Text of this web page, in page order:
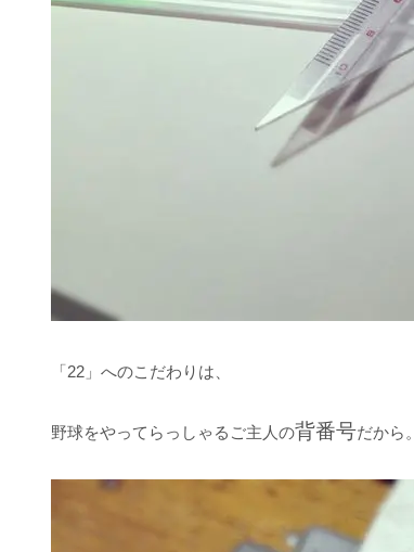
「22」へのこだわりは、
野球をやってらっしゃるご主人の背番号だから。